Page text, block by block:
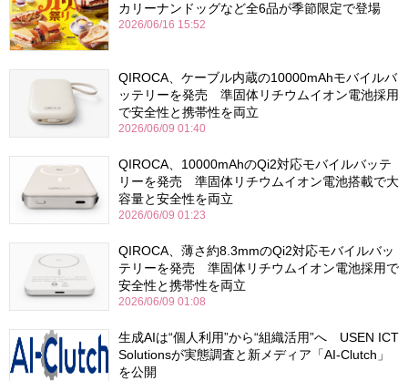
カリーナンドッグなど全6品が季節限定で登場
2026/06/16 15:52
QIROCA、ケーブル内蔵の10000mAhモバイルバ
ッテリーを発売 準固体リチウムイオン電池採用
で安全性と携帯性を両立
2026/06/09 01:40
QIROCA、10000mAhのQi2対応モバイルバッテ
リーを発売 準固体リチウムイオン電池搭載で大
容量と安全性を両立
2026/06/09 01:23
QIROCA、薄さ約8.3mmのQi2対応モバイルバッ
テリーを発売 準固体リチウムイオン電池採用で
安全性と携帯性を両立
2026/06/09 01:08
生成AIは“個人利用”から“組織活用”へ USEN ICT
Solutionsが実態調査と新メディア「AI-Clutch」
を公開